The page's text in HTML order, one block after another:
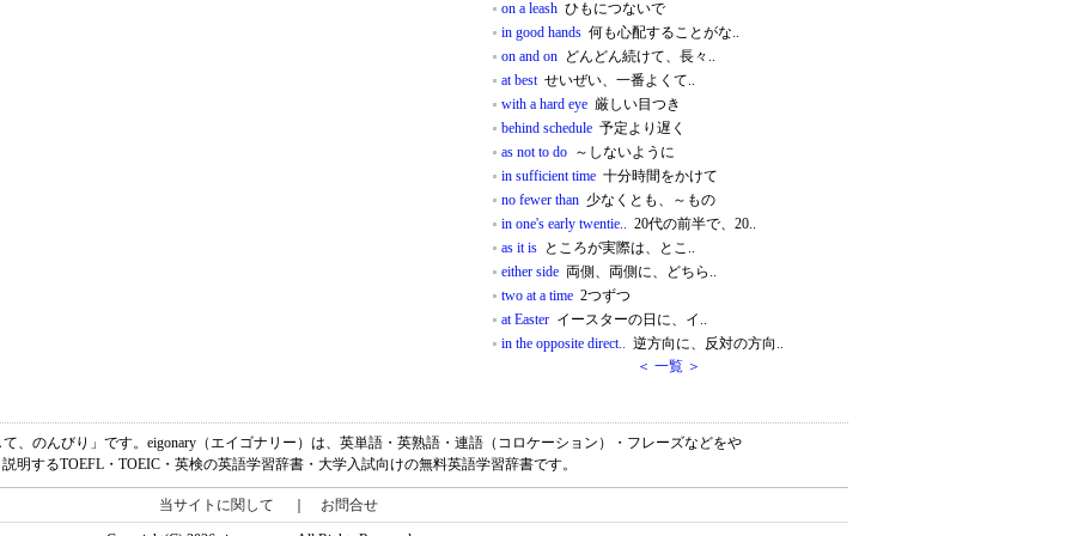
on a leash ひもにつないで
in good hands 何も心配することがな..
on and on どんどん続けて、長々..
at bestせいぜい、一番よくて..
with a hard eye 厳しい目つき
behind schedule 予定より遅く
as not to do ～しないように
in sufficient time 十分時間をかけて
no fewer than 少なくとも、～もの
in one's early twentie.. 20代の前半で、20..
as it is ところが実際は、とこ..
either side 両側、両側に、どちら..
two at a time 2つずつ
at Easter イースターの日に、イ..
in the opposite direct.. 逆方向に、反対の方向..
＜ 一覧 ＞
て、のんびり」です。eigonary（エイゴナリー）は、英単語・英熟語・連語（コロケーション）・フレーズなどをや
明するTOEFL・TOEIC・英検の英語学習辞書・大学入試向けの無料英語学習辞書です。
当サイトに関して お問合せ